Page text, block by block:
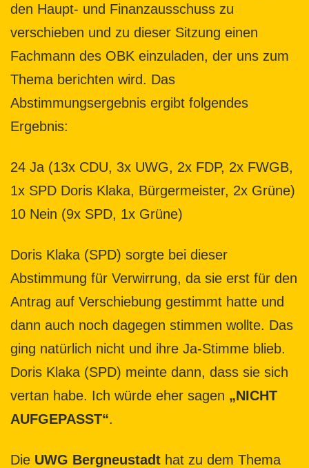
den Haupt- und Finanzausschuss zu
verschieben und zu dieser Sitzung einen
Fachmann des OBK einzuladen, der uns zum
Thema berichten wird. Das
Abstimmungsergebnis ergibt folgendes
Ergebnis:
24 Ja (13x CDU, 3x UWG, 2x FDP, 2x FWGB,
1x SPD Doris Klaka, Bürgermeister, 2x Grüne)
10 Nein (9x SPD, 1x Grüne)
Doris Klaka (SPD) sorgte bei dieser
Abstimmung für Verwirrung, da sie erst für den
Antrag auf Verschiebung gestimmt hatte und
dann auch noch dagegen stimmen wollte. Das
ging natürlich nicht und ihre Ja-Stimme blieb.
Doris Klaka (SPD) meinte dann, dass sie sich
vertan habe. Ich würde eher sagen „NICHT
AUFGEPASST“.
Die UWG Bergneustadt hat zu dem Thema